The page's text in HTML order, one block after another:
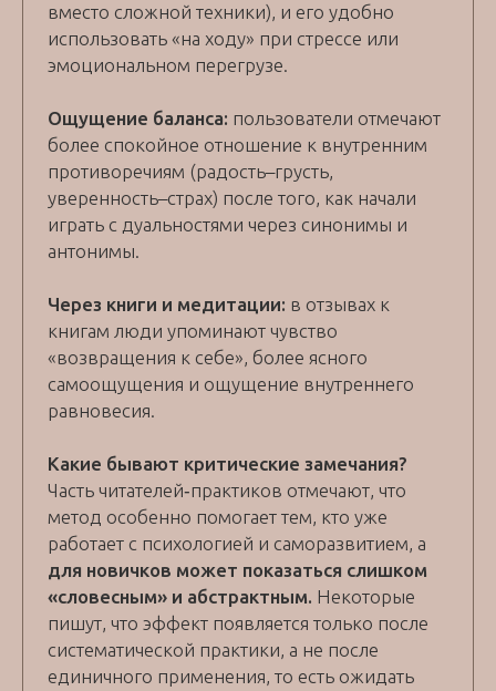
вместо сложной техники), и его удобно
использовать «на ходу» при стрессе или
эмоциональном перегрузе.
Ощущение баланса: пользователи отмечают
более спокойное отношение к внутренним
противоречиям (радость–грусть,
уверенность–страх) после того, как начали
играть с дуальностями через синонимы и
антонимы.
Через книги и медитации: в отзывах к
книгам люди упоминают чувство
«возвращения к себе», более ясного
самоощущения и ощущение внутреннего
равновесия.
Какие бывают критические замечания?
Часть читателей‑практиков отмечают, что
метод особенно помогает тем, кто уже
работает с психологией и саморазвитием, а
для новичков может показаться слишком
«словесным» и абстрактным. Некоторые
пишут, что эффект появляется только после
систематической практики, а не после
единичного применения, то есть ожидать